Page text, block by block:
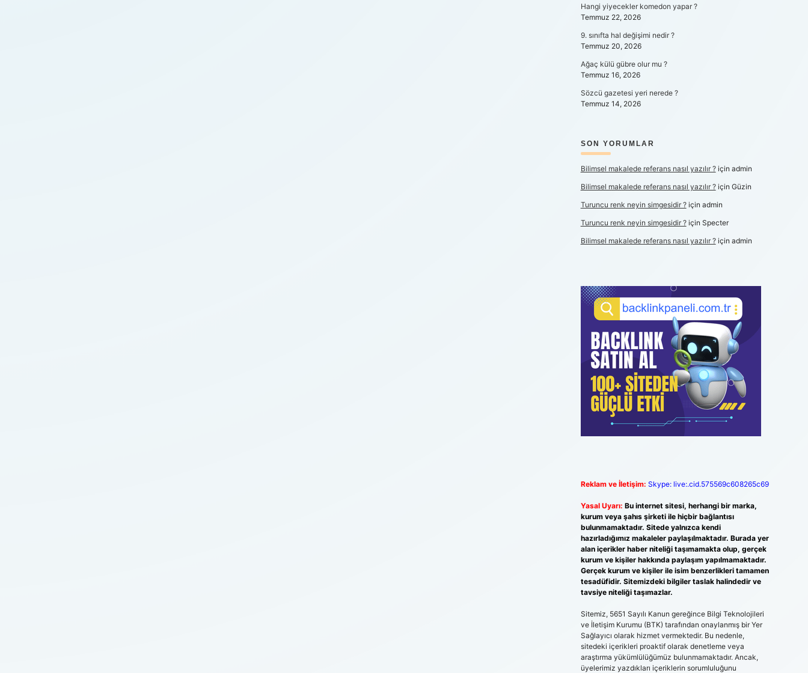
Hangi yiyecekler komedon yapar ?
Temmuz 22, 2026
9. sınıfta hal değişimi nedir ?
Temmuz 20, 2026
Ağaç külü gübre olur mu ?
Temmuz 16, 2026
Sözcü gazetesi yeri nerede ?
Temmuz 14, 2026
SON YORUMLAR
Bilimsel makalede referans nasıl yazılır ?için admin
Bilimsel makalede referans nasıl yazılır ?için Güzin
Turuncu renk neyin simgesidir ?için admin
Turuncu renk neyin simgesidir ?için Specter
Bilimsel makalede referans nasıl yazılır ?için admin
Reklam ve İletişim: Skype: live:.cid.575569c608265c69
Yasal Uyarı: Bu internet sitesi, herhangi bir marka,
kurum veya şahıs şirketi ile hiçbir bağlantısı
bulunmamaktadır. Sitede yalnızca kendi
hazırladığımız makaleler paylaşılmaktadır. Burada yer
alan içerikler haber niteliği taşımamakta olup, gerçek
kurum ve kişiler hakkında paylaşım yapılmamaktadır.
Gerçek kurum ve kişiler ile isim benzerlikleri tamamen
tesadüfidir. Sitemizdeki bilgiler taslak halindedir ve
tavsiye niteliği taşımazlar.
Sitemiz, 5651 Sayılı Kanun gereğince Bilgi Teknolojileri
ve İletişim Kurumu (BTK) tarafından onaylanmış bir Yer
Sağlayıcı olarak hizmet vermektedir. Bu nedenle,
sitedeki içerikleri proaktif olarak denetleme veya
araştırma yükümlülüğümüz bulunmamaktadır. Ancak,
üyelerimiz yazdıkları içeriklerin sorumluluğunu